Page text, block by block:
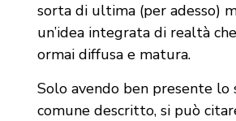
sorta di ultima (per adesso)
un’idea integrata di realtà
ormai diffusa e matura.
Solo avendo ben presente lo
comune descritto, si può